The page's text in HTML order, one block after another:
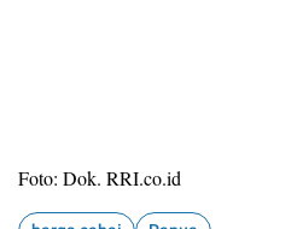
Foto: Dok. RRI.co.id